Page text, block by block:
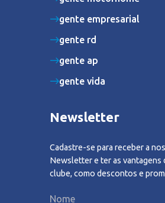
gente empresarial
gente rd
gente ap
gente vida
Newsletter
Cadastre-se para receber a
Newsletter e ter as vantagens
clube, como descontos e